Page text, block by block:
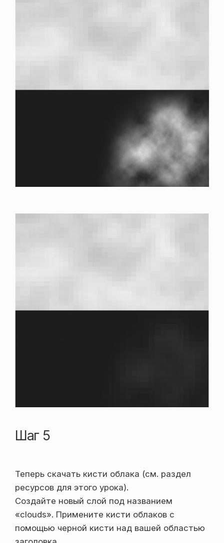
Шаг 5
Теперь скачать кисти облака (см. раздел
ресурсов для этого урока).
Создайте новый слой под названием
«clouds». Примените кисти облаков с
помощью черной кисти над вашей областью